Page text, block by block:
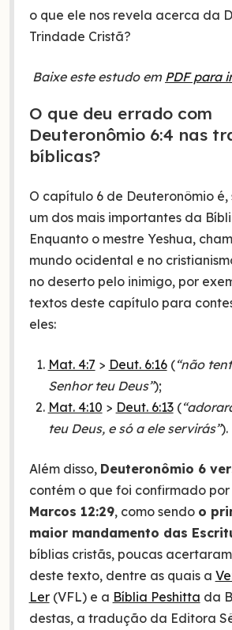
o que ele nos revela acerca da
Trindade Cristã?
Baixe este estudo em PDF para
O que deu errado com
Deuteronômio 6:4 nas
bíblicas?
O capítulo 6 de Deuteronômio é,
um dos mais importantes da
Enquanto o mestre Yeshua,
mundo ocidental e no
no deserto pelo inimigo, por
textos deste capítulo para
eles:
Mat. 4:7 > Deut. 6:16(“não
Senhor teu Deus”);
Mat. 4:10 > Deut. 6:13(
teu Deus, e só a ele servirás”).
Além disso, Deuteronômio 6
contém o que foi confirmado por
Marcos 12:29, como sendo o
maior mandamento das
bíblias cristãs, poucas
deste texto, dentre as quais a
Ler(VFL) e a Bíblia Peshitta da
destas, a tradução da Editora